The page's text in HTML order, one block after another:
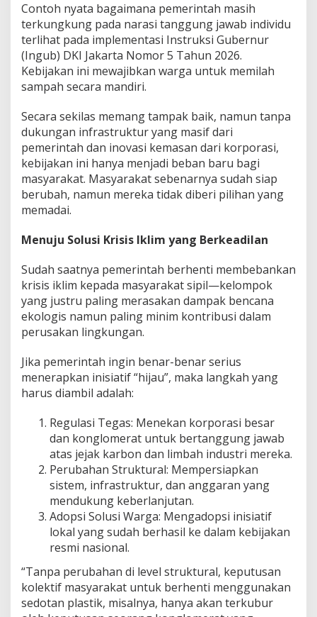
Contoh nyata bagaimana pemerintah masih
terkungkung pada narasi tanggung jawab individu
terlihat pada implementasi Instruksi Gubernur
(Ingub) DKI Jakarta Nomor 5 Tahun 2026.
Kebijakan ini mewajibkan warga untuk memilah
sampah secara mandiri.
Secara sekilas memang tampak baik, namun tanpa
dukungan infrastruktur yang masif dari
pemerintah dan inovasi kemasan dari korporasi,
kebijakan ini hanya menjadi beban baru bagi
masyarakat. Masyarakat sebenarnya sudah siap
berubah, namun mereka tidak diberi pilihan yang
memadai.
Menuju Solusi Krisis Iklim yang Berkeadilan
Sudah saatnya pemerintah berhenti membebankan
krisis iklim kepada masyarakat sipil—kelompok
yang justru paling merasakan dampak bencana
ekologis namun paling minim kontribusi dalam
perusakan lingkungan.
Jika pemerintah ingin benar-benar serius
menerapkan inisiatif “hijau”, maka langkah yang
harus diambil adalah:
Regulasi Tegas: Menekan korporasi besar
dan konglomerat untuk bertanggung jawab
atas jejak karbon dan limbah industri mereka.
Perubahan Struktural: Mempersiapkan
sistem, infrastruktur, dan anggaran yang
mendukung keberlanjutan.
Adopsi Solusi Warga: Mengadopsi inisiatif
lokal yang sudah berhasil ke dalam kebijakan
resmi nasional.
“Tanpa perubahan di level struktural, keputusan
kolektif masyarakat untuk berhenti menggunakan
sedotan plastik, misalnya, hanya akan terkubur